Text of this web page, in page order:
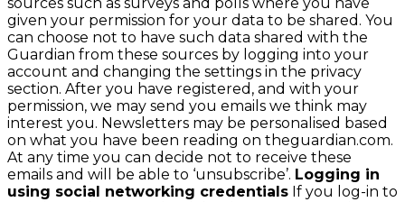
given your permission for your data to be shared. You
can choose not to have such data shared with the
Guardian from these sources by logging into your
account and changing the settings in the privacy
section. After you have registered, and with your
permission, we may send you emails we think may
interest you. Newsletters may be personalised based
on what you have been reading on theguardian.com.
At any time you can decide not to receive these
emails and will be able to ‘unsubscribe’. Logging in
using social networking credentials If you log-in to